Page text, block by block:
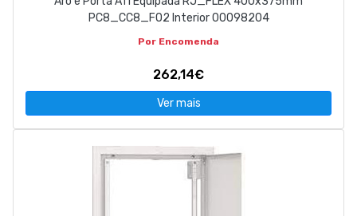
PC8_CC8_FO2 Interior 00098204
Por Encomenda
262,14€
Ver mais